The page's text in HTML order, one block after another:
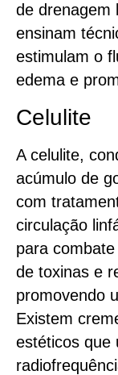
de drenagem
ensinam
estimulam o
edema e
Celulite
A celulite,
acúmulo de
com
circulação
para
de toxinas e
promovendo
Existem
estéticos que